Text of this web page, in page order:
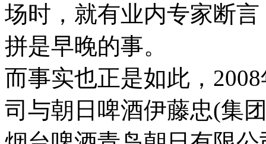
场时，就有业内专家断
拼是早晚的事。
而事实也正是如此，
司与朝日啤酒伊藤忠(集